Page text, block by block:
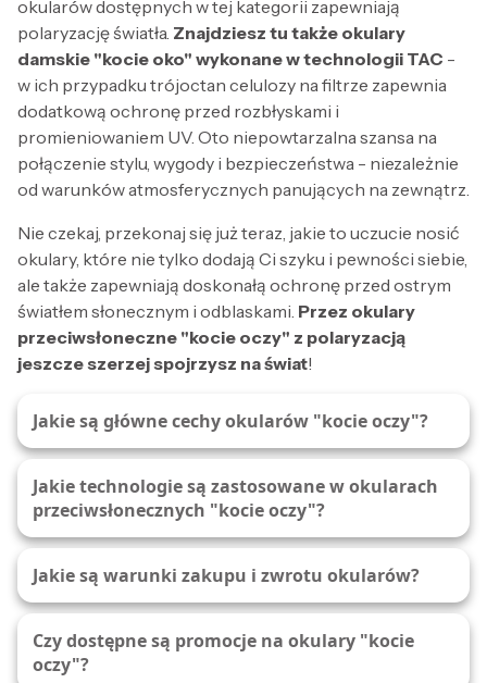
okularów dostępnych w tej kategorii zapewniają
polaryzację światła. Znajdziesz tu także okulary
damskie "kocie oko" wykonane w technologii TAC -
w ich przypadku trójoctan celulozy na filtrze zapewnia
dodatkową ochronę przed rozbłyskami i
promieniowaniem UV. Oto niepowtarzalna szansa na
połączenie stylu, wygody i bezpieczeństwa - niezależnie
od warunków atmosferycznych panujących na zewnątrz.
Nie czekaj, przekonaj się już teraz, jakie to uczucie nosić
okulary, które nie tylko dodają Ci szyku i pewności siebie,
ale także zapewniają doskonałą ochronę przed ostrym
światłem słonecznym i odblaskami. Przez okulary
przeciwsłoneczne "kocie oczy" z polaryzacją
jeszcze szerzej spojrzysz na świat!
Jakie są główne cechy okularów "kocie oczy"?
Jakie technologie są zastosowane w okularach
przeciwsłonecznych "kocie oczy"?
Jakie są warunki zakupu i zwrotu okularów?
Czy dostępne są promocje na okulary "kocie
oczy"?